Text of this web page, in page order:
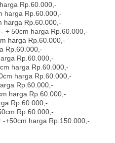
Rp.60.000,-
harga Rp.60.000,-
harga Rp.60.000,-
+ 50cm harga Rp.60.000,-
harga Rp.60.000,-
Rp.60.000,-
Rp.60.000,-
harga Rp.60.000,-
harga Rp.60.000,-
Rp.60.000,-
harga Rp.60.000,-
Rp.60.000,-
Rp.60.000,-
+50cm harga Rp. 150.000,-